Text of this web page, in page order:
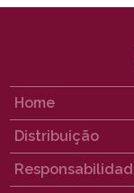
Home
Distribuição